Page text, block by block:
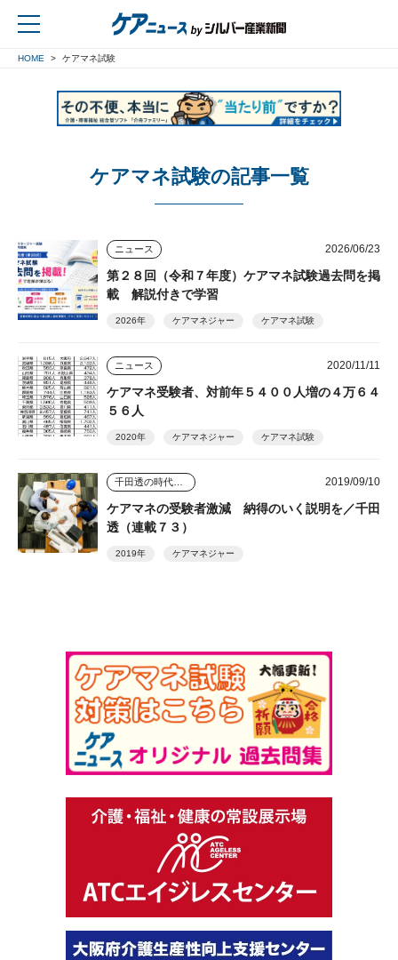
HOME ケアマネ試験
ケアマネ試験の記事一覧
ニュース 2026/06/23
第２８回（令和７年度）ケアマネ試験過去問を掲
載 解説付きで学習
2026年 ケアマネジャー ケアマネ試験
ニュース 2020/11/11
ケアマネ受験者、対前年５４００人増の４万６４
５６人
2020年 ケアマネジャー ケアマネ試験
2019/09/10
ケアマネの受験者激減 納得のいく説明を／千田
透（連載７３）
2019年 ケアマネジャー